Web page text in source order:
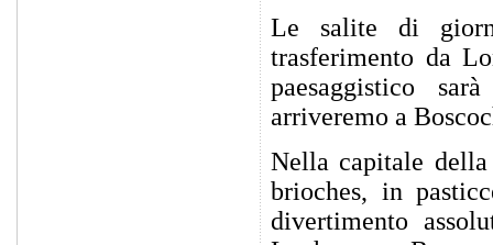
Le salite di
trasferimento da
paesaggistico
arriveremo a
Nella capitale della
brioches, in
divertimento